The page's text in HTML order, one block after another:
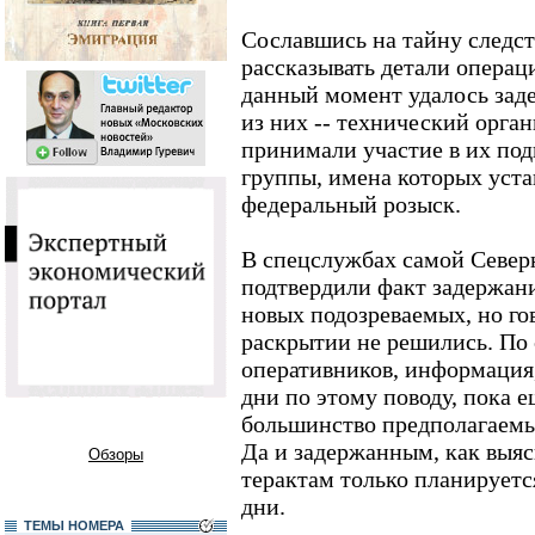
Обзоры
ТЕМЫ НОМЕРА
Сославшись на тайну
рассказывать детали
данный момент удалось
из них -- технический
принимали участие в их
группы, имена которых
федеральный розыск.
В спецслужбах самой
подтвердили факт
новых подозреваемых, но
раскрытии не решились.
оперативников,
дни по этому поводу, пока
большинство
Да и задержанным, как
терактам только
дни.